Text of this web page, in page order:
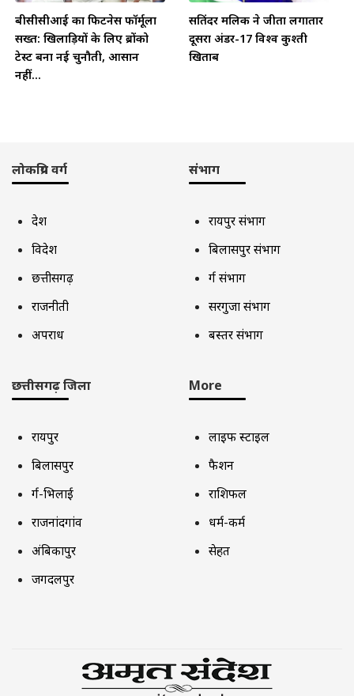
बीसीसीआई का फिटनेस फॉर्मूला
सख्त: खिलाड़ियों के लिए ब्रोंको
टेस्ट बना नई चुनौती, आसान
नहीं...
सतिंदर मलिक ने जीता लगातार
दूसरा अंडर-17 विश्व कुश्ती
खिताब
लोकप्रिय वर्ग
देश
विदेश
छत्तीसगढ़
राजनीती
अपराध
संभाग
रायपुर संभाग
बिलासपुर संभाग
दुर्ग संभाग
सरगुजा संभाग
बस्तर संभाग
छत्तीसगढ़ जिला
रायपुर
बिलासपुर
दुर्ग-भिलाई
राजनांदगांव
अंबिकापुर
जगदलपुर
More
लाइफ स्टाइल
फैशन
राशिफल
धर्म-कर्म
सेहत